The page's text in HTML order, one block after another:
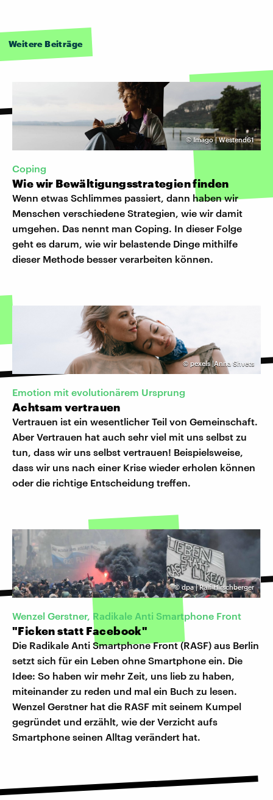
Weitere Beiträge
©Imago | Westend61
Coping
Wie wir Bewältigungsstrategien finden
Wenn etwas Schlimmes passiert, dann haben wir
Menschen verschiedene Strategien, wie wir damit
umgehen. Das nennt man Coping. In dieser Folge
geht es darum, wie wir belastende Dinge mithilfe
dieser Methode besser verarbeiten können.
© pexels |Anna Shvets
Emotion mit evolutionärem Ursprung
Achtsam vertrauen
Vertrauen ist ein wesentlicher Teil von Gemeinschaft.
Aber Vertrauen hat auch sehr viel mit uns selbst zu
tun, dass wir uns selbst vertrauen! Beispielsweise,
dass wir uns nach einer Krise wieder erholen können
oder die richtige Entscheidung treffen.
©dpa | Ralf Hirschberger
Wenzel Gerstner, Radikale Anti Smartphone Front
"Ficken statt Facebook"
Die Radikale Anti Smartphone Front (RASF) aus Berlin
setzt sich für ein Leben ohne Smartphone ein. Die
Idee: So haben wir mehr Zeit, uns lieb zu haben,
miteinander zu reden und mal ein Buch zu lesen.
Wenzel Gerstner hat die RASF mit seinem Kumpel
gegründet und erzählt, wie der Verzicht aufs
Smartphone seinen Alltag verändert hat.